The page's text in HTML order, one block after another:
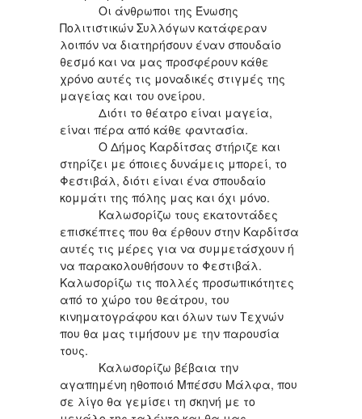
Οι άνθρωποι της Ένωσης
Πολιτιστικών Συλλόγων κατάφεραν
λοιπόν να διατηρήσουν έναν σπουδαίο
θεσμό και να μας προσφέρουν κάθε
χρόνο αυτές τις μοναδικές στιγμές της
μαγείας και του ονείρου.
Διότι το θέατρο είναι μαγεία,
είναι πέρα από κάθε φαντασία.
Ο Δήμος Καρδίτσας στήριζε και
στηρίζει με όποιες δυνάμεις μπορεί, το
Φεστιβάλ, διότι είναι ένα σπουδαίο
κομμάτι της πόλης μας και όχι μόνο.
Καλωσορίζω τους εκατοντάδες
επισκέπτες που θα έρθουν στην Καρδίτσα
αυτές τις μέρες για να συμμετάσχουν ή
να παρακολουθήσουν το Φεστιβάλ.
Καλωσορίζω τις πολλές προσωπικότητες
από το χώρο του θεάτρου, του
κινηματογράφου και όλων των Τεχνών
που θα μας τιμήσουν με την παρουσία
τους.
Καλωσορίζω βέβαια την
αγαπημένη ηθοποιό Μπέσσυ Μάλφα, που
σε λίγο θα γεμίσει τη σκηνή με το